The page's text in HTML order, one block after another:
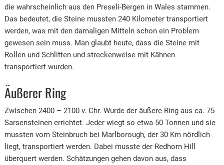
die wahrscheinlich aus den Preseli-Bergen in Wales stammen.
Das bedeutet, die Steine mussten 240 Kilometer transportiert
werden, was mit den damaligen Mitteln schon ein Problem
gewesen sein muss. Man glaubt heute, dass die Steine mit
Rollen und Schlitten und streckenweise mit Kähnen
transportiert wurden.
Äußerer Ring
Zwischen 2400 – 2100 v. Chr. Wurde der äußere Ring aus ca. 75
Sarsensteinen errichtet. Jeder wiegt so etwa 50 Tonnen und sie
mussten vom Steinbruch bei Marlborough, der 30 Km nördlich
liegt, transportiert werden. Dabei musste der Redhorn Hill
überquert werden. Schätzungen gehen davon aus, dass